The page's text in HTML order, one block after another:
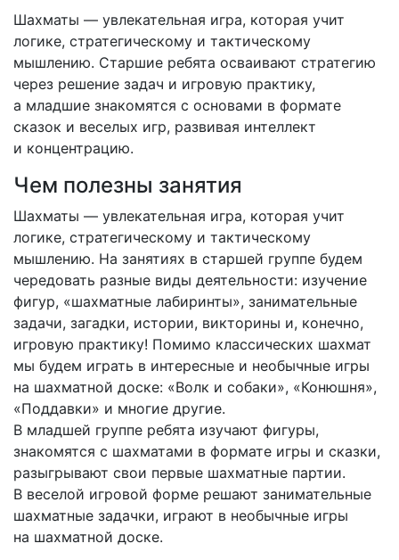
Шахматы — увлекательная игра, которая учит
логике, стратегическому и тактическому
мышлению. Старшие ребята осваивают стратегию
через решение задач и игровую практику,
а младшие знакомятся с основами в формате
сказок и веселых игр, развивая интеллект
и концентрацию.
Чем полезны занятия
Шахматы — увлекательная игра, которая учит
логике, стратегическому и тактическому
мышлению. На занятиях в старшей группе будем
чередовать разные виды деятельности: изучение
фигур, «шахматные лабиринты», занимательные
задачи, загадки, истории, викторины и, конечно,
игровую практику! Помимо классических шахмат
мы будем играть в интересные и необычные игры
на шахматной доске: «Волк и собаки», «Конюшня»,
«Поддавки» и многие другие.
В младшей группе ребята изучают фигуры,
знакомятся с шахматами в формате игры и сказки,
разыгрывают свои первые шахматные партии.
В веселой игровой форме решают занимательные
шахматные задачки, играют в необычные игры
на шахматной доске.